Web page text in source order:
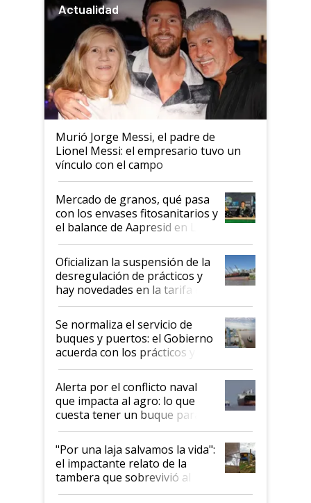
Actualidad
Murió Jorge Messi, el padre de
Lionel Messi: el empresario tuvo un
vínculo con el campo
Mercado de granos, qué pasa
con los envases fitosanitarios y
el balance de Aapresid en La
Posta
Oficializan la suspensión de la
desregulación de prácticos y
hay novedades en la tarifa de
la hidrovía
Se normaliza el servicio de
buques y puertos: el Gobierno
acuerda con los prácticos y
suspende el decreto de
desregulación
Alerta por el conflicto naval
que impacta al agro: lo que
cuesta tener un buque parado
y el peligro de que Argentina
pase a ser "país sucio"
"Por una laja salvamos la vida":
el impactante relato de la
tambera que sobrevivió al
tornado